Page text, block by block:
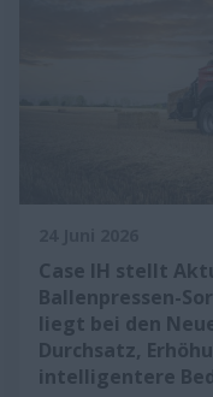
Case IH stellt
Ballenpressen-
liegt bei den
Durchsatz,
intelligentere